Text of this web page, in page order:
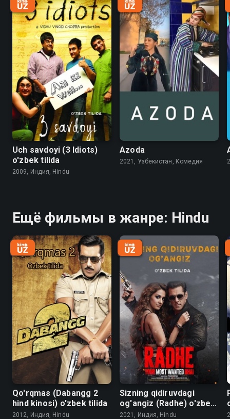
Uch savdoyi (3 Idiots)
o'zbek tilida
2009, Индия, Hindu
Azoda
2021, Узбекистан, Комедия
Ещё фильмы в жанре: Hindu
Qo'rqmas (Dabangg 2
hind kinosi) o'zbek tilida
2012, Индия, Hindu
Sizning qidiruvdagi
og'angiz (Radhe) o'zbek
tilida
2021, Индия, Hindu